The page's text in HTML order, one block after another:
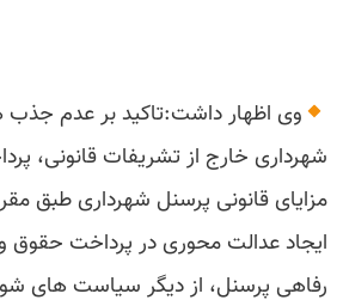
وی اظهار داشت:تاکید بر عدم جذب
شهرداری خارج از تشریفات قانونی،
مزایای قانونی پرسنل شهرداری طبق
ایجاد عدالت محوری در پرداخت حقوق
رفاهی پرسنل، از دیگر سیاست های